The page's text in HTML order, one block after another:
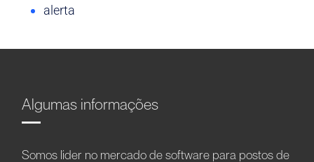
alerta
Algumas informações
Somos líder no mercado de software para postos de